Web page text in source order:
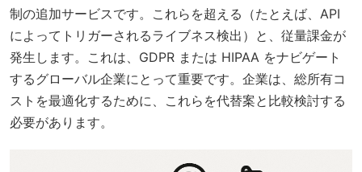
制の追加サービスです。これらを超える（たとえば、API
によってトリガーされるライブネス検出）と、従量課金が
発生します。これは、GDPR または HIPAA をナビゲート
するグローバル企業にとって重要です。企業は、総所有コ
ストを最適化するために、これらを代替案と比較検討する
必要があります。